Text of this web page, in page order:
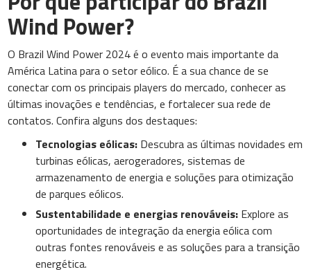
Wind Power?
O Brazil Wind Power 2024 é o evento mais importante da
América Latina para o setor eólico. É a sua chance de se
conectar com os principais players do mercado, conhecer as
últimas inovações e tendências, e fortalecer sua rede de
contatos. Confira alguns dos destaques:
Tecnologias eólicas: Descubra as últimas novidades em
turbinas eólicas, aerogeradores, sistemas de
armazenamento de energia e soluções para otimização
de parques eólicos.
Sustentabilidade e energias renováveis: Explore as
oportunidades de integração da energia eólica com
outras fontes renováveis e as soluções para a transição
energética.